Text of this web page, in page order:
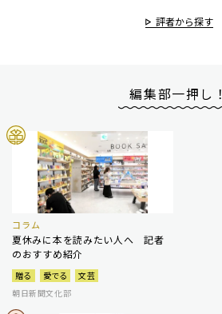
評者から探す
編集部一押し！
コラム
夏休みに本を読みたい人へ 記者
のおすすめ紹介
贈る 愛でる
文芸
朝日新聞文化部